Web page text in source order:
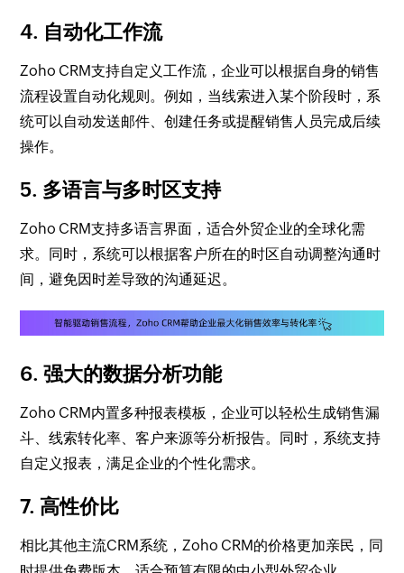
4. 自动化工作流
Zoho CRM支持自定义工作流，企业可以根据自身的销售
流程设置自动化规则。例如，当线索进入某个阶段时，系
统可以自动发送邮件、创建任务或提醒销售人员完成后续
操作。
5. 多语言与多时区支持
Zoho CRM支持多语言界面，适合外贸企业的全球化需
求。同时，系统可以根据客户所在的时区自动调整沟通时
间，避免因时差导致的沟通延迟。
6. 强大的数据分析功能
Zoho CRM内置多种报表模板，企业可以轻松生成销售漏
斗、线索转化率、客户来源等分析报告。同时，系统支持
自定义报表，满足企业的个性化需求。
7. 高性价比
相比其他主流CRM系统，Zoho CRM的价格更加亲民，同